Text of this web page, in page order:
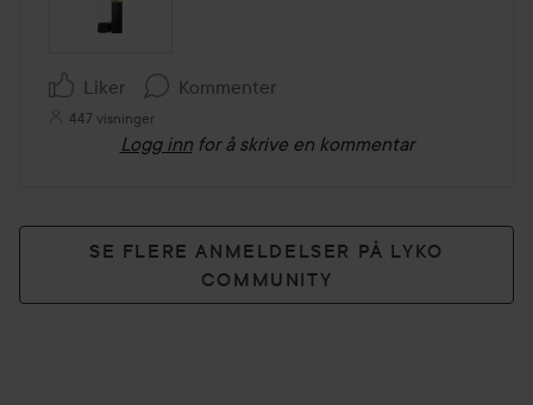
Liker Kommenter
447 visninger
Logg inn for å skrive en kommentar
SE FLERE ANMELDELSER PÅ LYKO
COMMUNITY